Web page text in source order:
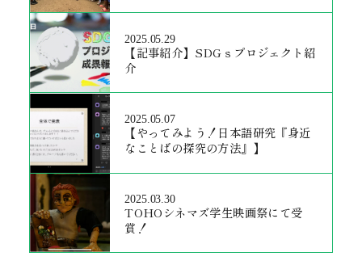
2025.05.29
【記事紹介】SDGｓプロジェクト紹
介
2025.05.07
【やってみよう！日本語研究『身近
なことばの探究の方法』】
2025.03.30
TOHOシネマズ学生映画祭にて受
賞！